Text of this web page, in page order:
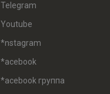
Telegram
Youtube
*nstagram
*acebook
*acebook группа